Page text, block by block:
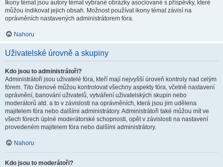
Ikony témat jsou autory témat vybrané obrázky asociované s příspěvky, které
můžou indikovat jejich obsah. Možnost používat ikony témat závisí na
oprávněních nastavených administrátorem fóra.
Nahoru
Uživatelské úrovně a skupiny
Kdo jsou to administrátoři?
Administrátoři jsou uživatelé fóra, kteří mají nejvyšší úroveň kontroly nad celým
fórem. Tito členové můžou kontrolovat všechny aspekty fóra, včetně nastavení
oprávnění, banování uživatelů, vytváření uživatelských skupin nebo
moderátorů atd. a to v závislosti na oprávněních, která jsou jim udělena
majitelem fóra nebo dalšími administrátory. Administrátoři také můžou mít ve
všech fórech úplné moderátorské schopnosti, opět v závislosti na nastavení
provedeném majitelem fóra nebo dalšími administrátory.
Nahoru
Kdo jsou to moderátoři?